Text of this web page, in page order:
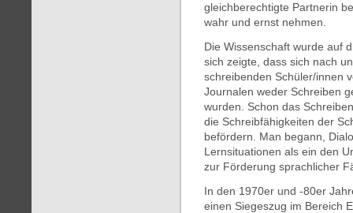
gleichberechtigte Partnerin
wahr und ernst nehmen.
Die Wissenschaft wurde auf
sich zeigte, dass sich nach
schreibenden Schüler/innen
Journalen weder Schreiben
wurden. Schon das
die Schreibfähigkeiten der
befördern. Man begann,
Lernsituationen als ein den
zur Förderung sprachlicher
In den 1970er und -80er
einen Siegeszug im Bereich